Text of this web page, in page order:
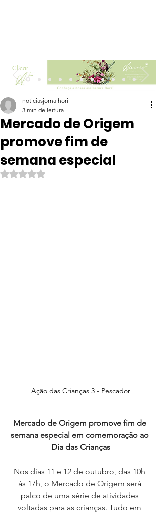
Clicar
Mercado de Origem
promove fim de
semana especial
noticiasjornalhori
3 min de leitura
Avaliado com NaN de 5 estrelas.
Ação das Crianças 3 - Pescador
Mercado de Origem promove fim de
semana especial em comemoração ao
Dia das Crianças
Nos dias 11 e 12 de outubro, das 10h
às 17h, o Mercado de Origem será
palco de uma série de atividades
voltadas para as crianças. Tudo em